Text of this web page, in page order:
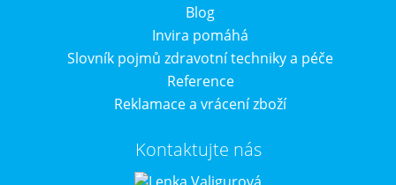
Blog
Invira pomáhá
Slovník pojmů zdravotní techniky a péče
Reference
Reklamace a vrácení zboží
Kontaktujte nás